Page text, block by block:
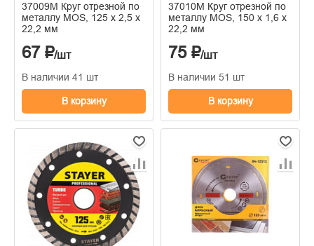
37009М Круг отрезной по
металлу MOS, 125 х 2,5 х
22,2 мм
67 ₽/шт
В наличии 41 шт
В корзину
37010М Круг отрезной по
металлу MOS, 150 х 1,6 х
22,2 мм
75 ₽/шт
В наличии 51 шт
В корзину